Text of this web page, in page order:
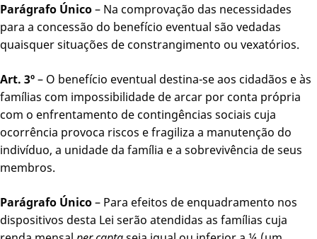
Parágrafo Único– Na comprovação das necessidades
para a concessão do benefício eventual são vedadas
quaisquer situações de constrangimento ou vexatórios.
Art. 3º– O benefício eventual destina-se aos cidadãos e às
famílias com impossibilidade de arcar por conta própria
com o enfrentamento de contingências sociais cuja
ocorrência provoca riscos e fragiliza a manutenção do
indivíduo, a unidade da família e a sobrevivência de seus
membros.
Parágrafo Único– Para efeitos de enquadramento nos
dispositivos desta Lei serão atendidas as famílias cuja